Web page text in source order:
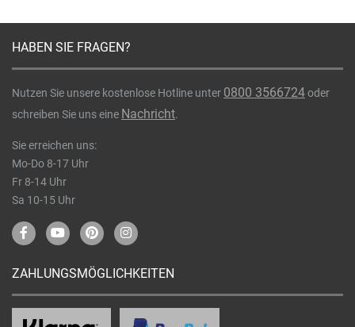
HABEN SIE FRAGEN?
Nutzen Sie unsere kostenlose Hotline unter 0800 3566724oder
schreiben Sie uns eine Nachricht.
Sie erreichen uns:
Mo-Do 8-17 Uhr
Fr 8-14 Uhr
Sa 10-15 Uhr
ZAHLUNGSMÖGLICHKEITEN